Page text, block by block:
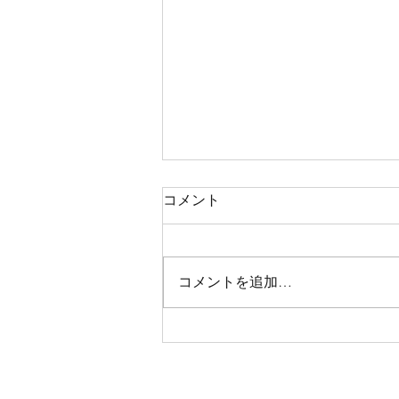
価格改定のお知らせ
この度、物価高騰により4月1日よ
変更をさせていただきます。 大
変心苦しいのですが、何卒ご理解
コメント
コメントを追加…